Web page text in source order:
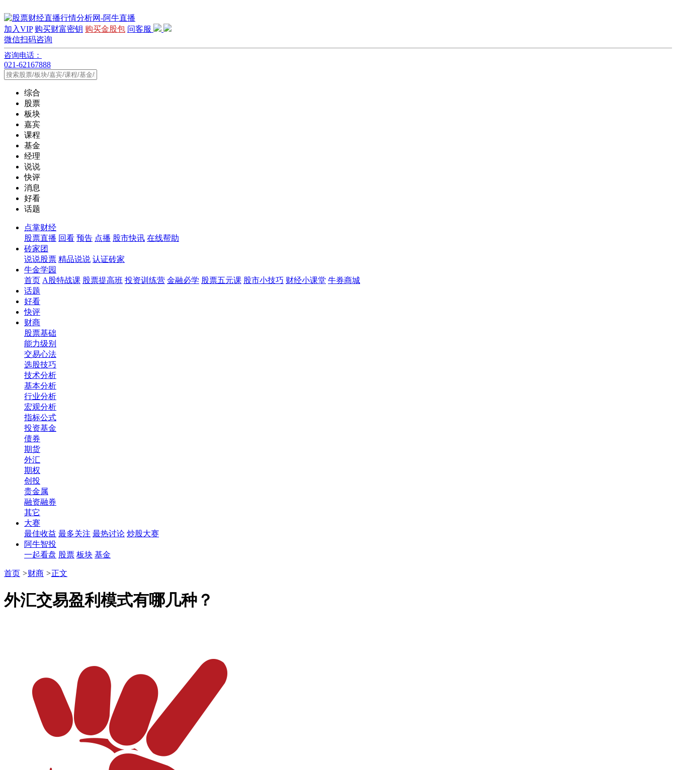
加入VIP 购买财富密钥 购买金股包 问客服
微信扫码咨询
咨询电话：
021-62167888
综合
股票
板块
嘉宾
课程
基金
经理
说说
快评
消息
好看
话题
点掌财经
股票直播 回看 预告 点播 股市快讯 在线帮助
砖家团
说说股票 精品说说 认证砖家
牛金学园
首页 A股特战课 股票提高班 投资训练营 金融必学 股票五元课 股市小技巧 财经小课堂 牛券商城
话题
好看
快评
财商
股票基础
能力级别
交易心法
选股技巧
技术分析
基本分析
行业分析
宏观分析
指标公式
投资基金
债券
期货
外汇
期权
创投
贵金属
融资融券
其它
大赛
最佳收益 最多关注 最热讨论 炒股大赛
阿牛智投
一起看盘 股票 板块 基金
首页 >财商 >正文
外汇交易盈利模式有哪几种？